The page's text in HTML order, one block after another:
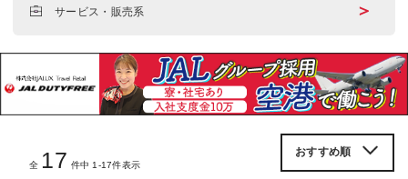
サービス・販売系 ＞
全 17 件中 1-17件表示